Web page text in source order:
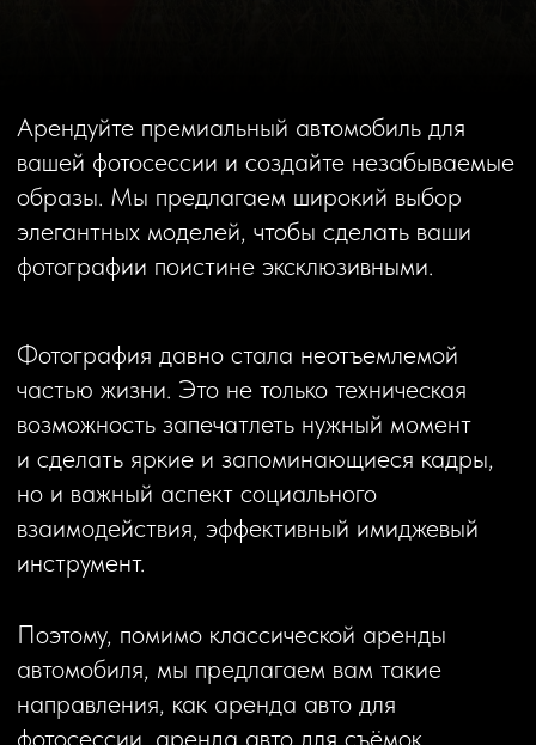
взаимодействия, эффективный имиджевый
инструмент.
Автомобиль— это прекрасная возможность
создать интересный и «не такой, как у всех»
контент. Выбор автомобиля должен
соответствовать тематике и стилю
фотосессии.
Поэтому, помимо классической аренды
автомобиля, мы предлагаем вам такие
направления, как аренда авто для
фотосессии, аренда авто для съёмок